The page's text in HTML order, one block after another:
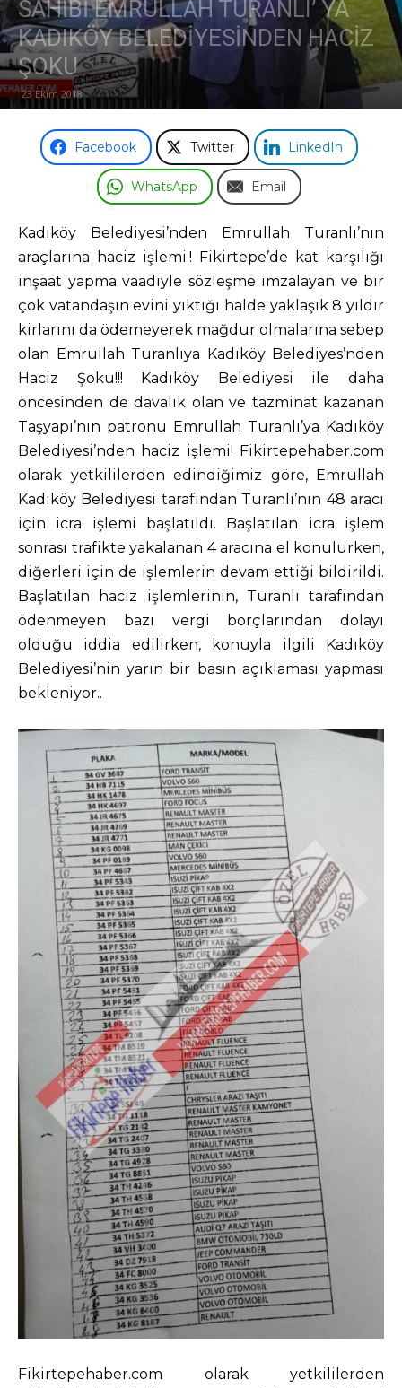
Odası
SAHİBİ EMRULLAH TURANLI’ YA
KADIKÖY BELEDİYESİNDEN HACİZ
ŞOKU
23 Ekim 2018
Facebook Twitter LinkedIn
WhatsApp Email
Kadıköy Belediyesi’nden Emrullah Turanlı’nın
araçlarına haciz işlemi.! Fikirtepe’de kat karşılığı
inşaat yapma vaadiyle sözleşme imzalayan ve bir
çok vatandaşın evini yıktığı halde yaklaşık 8 yıldır
kirlarını da ödemeyerek mağdur olmalarına sebep
olan Emrullah Turanlıya Kadıköy Belediyes’nden
Haciz Şoku!!! Kadıköy Belediyesi ile daha
öncesinden de davalık olan ve tazminat kazanan
Taşyapı’nın patronu Emrullah Turanlı’ya Kadıköy
Belediyesi’nden haciz işlemi! Fikirtepehaber.com
olarak yetkililerden edindiğimiz göre, Emrullah
Kadıköy Belediyesi tarafından Turanlı’nın 48 aracı
için icra işlemi başlatıldı. Başlatılan icra işlem
sonrası trafikte yakalanan 4 aracına el konulurken,
diğerleri için de işlemlerin devam ettiği bildirildi.
Başlatılan haciz işlemlerinin, Turanlı tarafından
ödenmeyen bazı vergi borçlarından dolayı
olduğu iddia edilirken, konuyla ilgili Kadıköy
Belediyesi’nin yarın bir basın açıklaması yapması
bekleniyor..
Fikirtepehaber.com olarak yetkililerden